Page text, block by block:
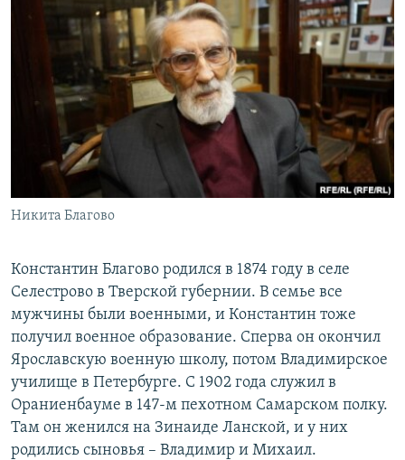
Никита Благово
Константин Благово родился в 1874 году в селе
Селестрово в Тверской губернии. В семье все
мужчины были военными, и Константин тоже
получил военное образование. Сперва он окончил
Ярославскую военную школу, потом Владимирское
училище в Петербурге. С 1902 года служил в
Ораниенбауме в 147-м пехотном Самарском полку.
Там он женился на Зинаиде Ланской, и у них
родились сыновья – Владимир и Михаил.